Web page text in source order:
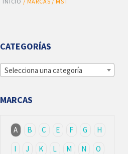
CATEGORÍAS
Selecciona una categoría
MARCAS
A B C E F G
H
I
J K L M N
O